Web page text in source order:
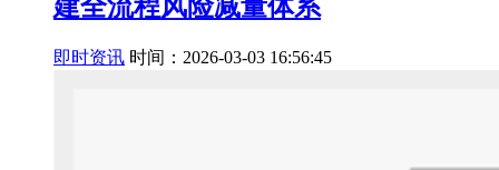
建全流程风险减量体系
即时资讯 时间：2026-03-03 16:56:45